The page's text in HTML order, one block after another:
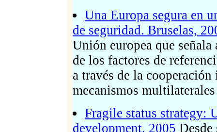
Una Europa segura en
de seguridad. Bruselas,
Unión europea que
de los factores de
a través de la
mecanismos
Fragile status strategy:
development, 2005 Desde